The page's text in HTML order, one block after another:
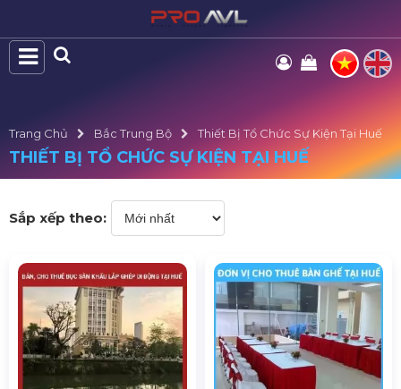
Trang Chủ Bắc Trung Bộ Thiết Bị Tổ Chức Sự Kiện Tại Huế
THIẾT BỊ TỔ CHỨC SỰ KIỆN TẠI HUẾ
Sắp xếp theo: